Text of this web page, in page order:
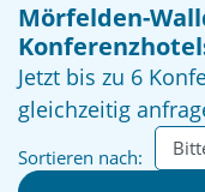
Mörfelden-
Jetzt bis zu 6
gleichzeitig
Sortieren nach: